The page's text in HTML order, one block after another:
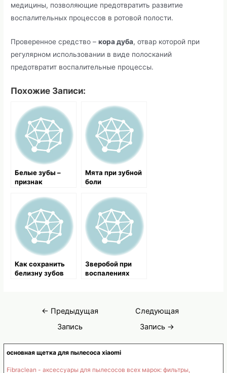
основная щетка для пылесоса xiaomi
Fibraclean - аксессуары для пылесосов всех марок: фильтры,
медицины, позволяющие предотвратить развитие
воспалительных процессов в ротовой полости.
Проверенное средство –кора дуба, отвар которой при
регулярном использовании в виде полосканий
предотвратит воспалительные процессы.
Похожие Записи:
Белые зубы –
признак
организма
Мята при зубной
боли
Как сохранить
белизну зубов
Зверобой при
воспалениях
Навигация
← Предыдущая
Запись
Следующая
Запись →